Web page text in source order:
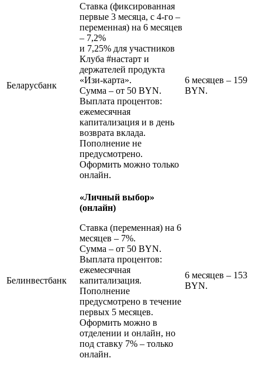
Беларусбанк
Ставка (фиксированная
первые 3 месяца, с 4-го –
переменная) на 6 месяцев
– 7,2%
и 7,25% для участников
Клуба #настарт и
держателей продукта
«Изи-карта».
Сумма – от 50 BYN.
Выплата процентов:
ежемесячная
капитализация и в день
возврата вклада.
Пополнение не
предусмотрено.
Оформить можно только
онлайн.
6 месяцев – 159
BYN.
Белинвестбанк
«Личный выбор»
(онлайн)
Ставка (переменная) на 6
месяцев – 7%.
Сумма – от 50 BYN.
Выплата процентов:
ежемесячная
капитализация.
Пополнение
предусмотрено в течение
первых 5 месяцев.
Оформить можно в
отделении и онлайн, но
под ставку 7% – только
онлайн.
6 месяцев – 153
BYN.